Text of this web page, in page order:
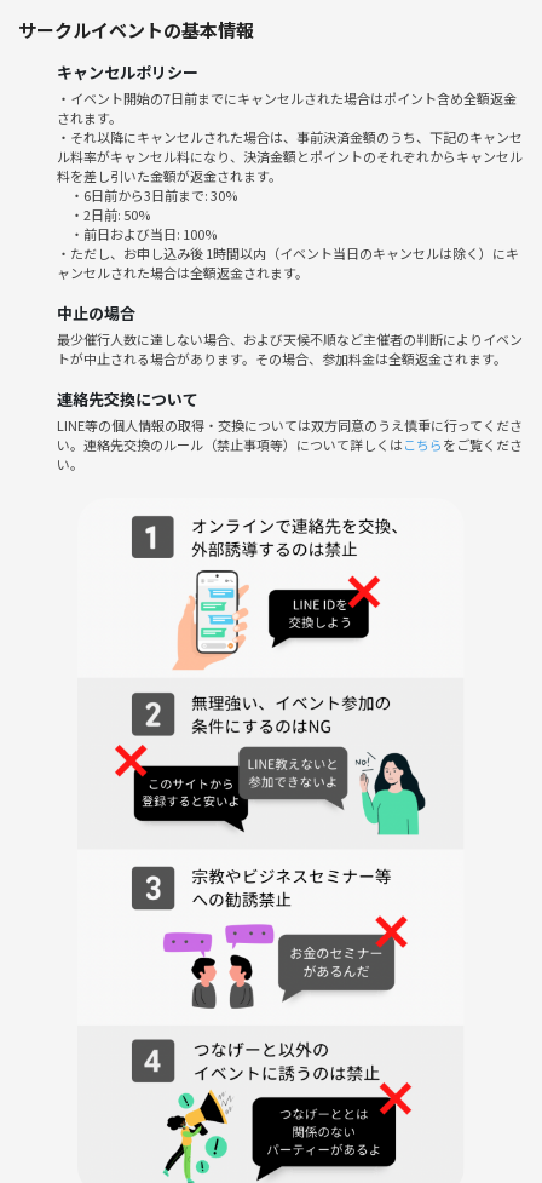
ょっといい加減真面目にやろうよ！』『鬼ころしリットル買いしないで
よ』『なんで推理中にいなり寿司🍣するのかな？』っておブチギレなさ
れると思うのでできれば来ないでいただきたいです…(優しくて可愛か
ったらOK🥰)
いわば、空気が読めない人や冗談が通じない人や高圧的な人はうちは絶
対に向いてないです。
昼の部の人種は奇跡的にまともですけど、夜の部は残念なことにピータ
ーパンが性懲りも無く集まってしまいます。酒臭いネバーランドです。
そしてなにより、朝まで遊ぶ(行ける人は)。初対面なのに朝までいって
しまう。異常です。女子も朝までいます。異常です。
この原因ってぜんぶマーダーミステリー なんですよね。マダミスってこ
の世の全ての遊びの中で最も仲良くなる遊びなんです。喋りが苦手でも
強制的に話さないといけないから話す、そして自然と仲良くなる。そし
て、朝までいく。
うちのマダミス会はその色が強いです。
うちのマダミス会に来る人は
愛すべき同類項なので
ジジイになってもババアになっても
会社クビになっても離婚しても
焼肉食ってくれる仲間はできると思います
PITMILは仕事でも家族でもない
マダミスを通して
末永い焼肉友だち作りたい方は
ぜひ遊びに来てください
サークルイベントの基本情報
キャンセルポリシー
・イベント開始の7日前までにキャンセルされた場合はポイント含め全額返金
されます。
・それ以降にキャンセルされた場合は、事前決済金額のうち、下記のキャンセ
ル料率がキャンセル料になり、決済金額とポイントのそれぞれからキャンセル
料を差し引いた金額が返金されます。
・6日前から3日前まで: 30%
・2日前: 50%
・前日および当日: 100%
・ただし、お申し込み後 1時間以内（イベント当日のキャンセルは除く）にキ
ャンセルされた場合は全額返金されます。
中止の場合
最少催行人数に達しない場合、および天候不順など主催者の判断によりイベン
トが中止される場合があります。その場合、参加料金は全額返金されます。
連絡先交換について
LINE等の個人情報の取得・交換については双方同意のうえ慎重に行ってくださ
い。連絡先交換のルール（禁止事項等）について詳しくはこちらをご覧くださ
い。